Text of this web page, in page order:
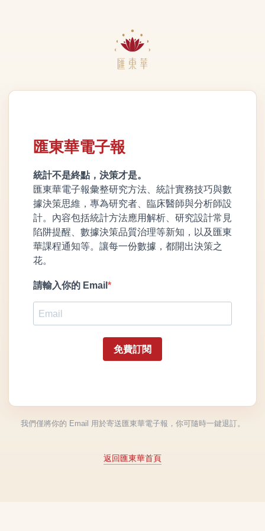
匯東華電子報
統計不是終點，決策才是。
匯東華電子報彙整研究方法、統計實務技巧與數
據決策思維，專為研究者、臨床醫師與分析師設
計。內容包括統計方法應用解析、研究設計常見
陷阱提醒、數據決策品質治理等新知，以及匯東
華課程通知等。讓每一份數據，都開出決策之
花。
請輸入你的 Email
免費訂閱
我們僅將你的 Email 用於寄送匯東華電子報，你可隨時一鍵退訂。
返回匯東華首頁